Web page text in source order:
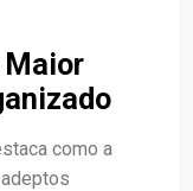
como a